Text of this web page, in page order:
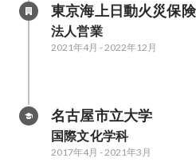
東京海上日動火災保
法人営業
2021年4月 -2022年12月
名古屋市立大学
国際文化学科
2017年4月 -2021年3月